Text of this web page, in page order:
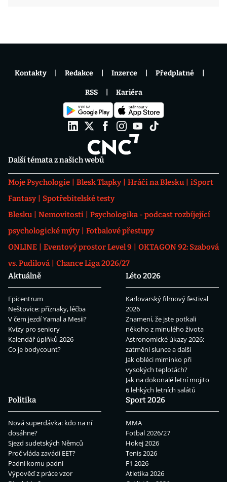
Další témata z našich webů
Moje Psychologie Blesk Tlapky Hráči na Blesku
iSport
Fantasy
Spotřebitelské testy
Blesku
Nemovitosti
Psychologika - podcast rozbíjející
psychologické mýty
Fotbalové přestupy
ONLINE
Eventový prostor Level 9
OKTAGON 92: Szabová
vs. Pudilová
Chance Liga 2026/27
Aktuálně
Epicentrum
Neštovice: příznaky, léčba
V čem jezdí Yamal a Mesii?
Kvízy pro seniory
Kalendář úplňků 2026
Co je bodycount?
Léto 2026
Karlovarský filmový festival
2026
Znamení, že jste potkali
někoho z minulého života
Astronomické úkazy 2026:
zatmění slunce a další
Jak obléci miminko při
vysokých teplotách?
Jak na dokonalé letní mojito
6 lehkých letních salátů
Politika
Nová superdávka: kdo na ní
dosáhne?
Sjezd sudetských Němců
Proč vláda zavádí EET?
Padni komu padni
Výpověď z práce vzor
Sport 2026
MMA
Fotbal 2026/27
Hokej 2026
Tenis 2026
F1 2026
Atletika 2026
Kontakty Redakce Inzerce Předplatné
RSS Kariéra